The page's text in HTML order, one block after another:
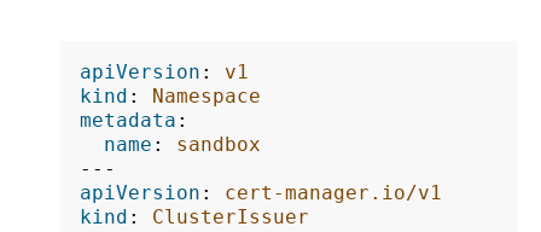
apiVersion :
v1
kind :
Namespace
metadata :
name :
sandbox
---
apiVersion :
cert-manager.io/v1
kind :
ClusterIssuer